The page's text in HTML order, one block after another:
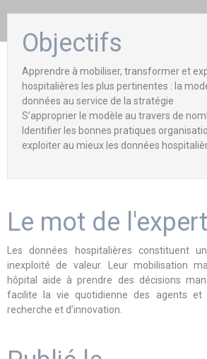
Objectifs
Apprendre à mobiliser, transformer et
hospitalières les plus pertinentes : la
données au service de la stratégie
S’approprier le modèle au travers de
Identifier les bonnes pratiques
exploiter au mieux les données
Le mot de
Les données hospitalières constituent
inexploité de valeur. Leur mobilisation
hôpital aide à prendre des décisions
facilite la vie quotidienne des agents et
recherche et d’innovation.